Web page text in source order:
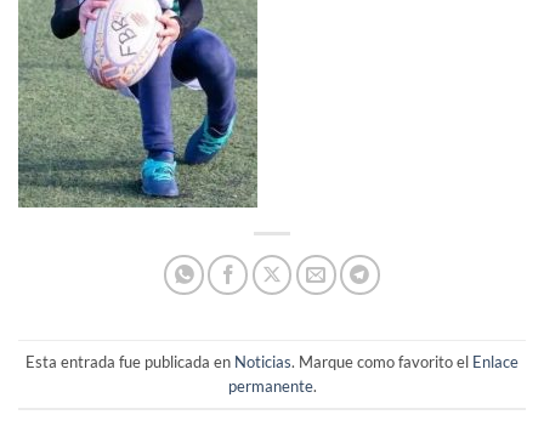
Esta entrada fue publicada en Noticias. Marque como favorito el Enlace
permanente.